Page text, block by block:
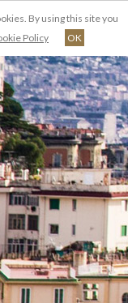
FR
By using this site you
Policy OK